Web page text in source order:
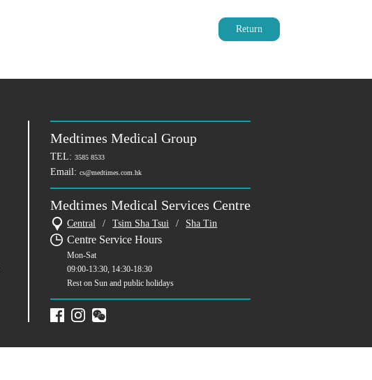
Return
Medtimes Medical Group
TEL:3585 8533
Email:cs@medtimes.com.hk
Medtimes Medical Services Centre
Central / Tsim Sha Tsui / Sha Tin
Centre Service Hours
Mon-Sat
09:00-13:30, 14:30-18:30
Rest on Sun and public holidays